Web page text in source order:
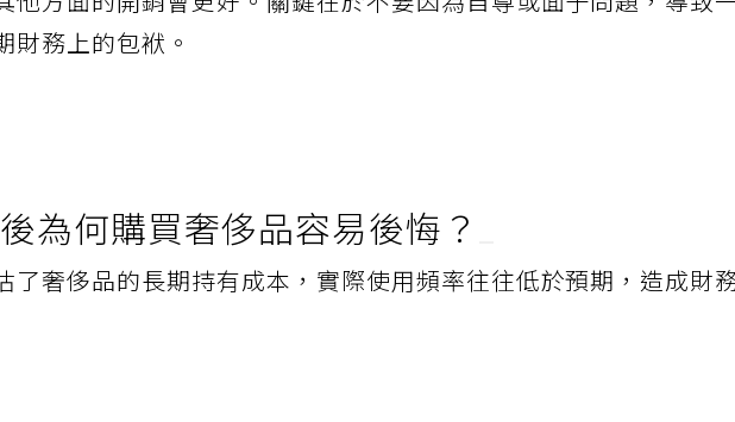
他方面的開銷會更好。關鍵在於不要因為自尊或面子問題，導致
財務上的包袱。
為何購買奢侈品容易後悔？
了奢侈品的長期持有成本，實際使用頻率往往低於預期，造成財